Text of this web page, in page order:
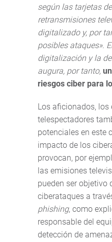
según las tarjetas
retransmisiones
digitalizado y, por
posibles ataques».
digitalización y la
augura, por tanto,
riesgos ciber para
Los aficionados,
telespectadores
potenciales en este
impacto de los
provocan, por
las emisiones
pueden ser objetivo
ciberataques a
phishing, como
responsable del
detección de